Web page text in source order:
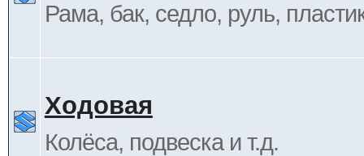
Рама, бак, седло, руль,
Ходовая
Колёса, подвеска и т.д.